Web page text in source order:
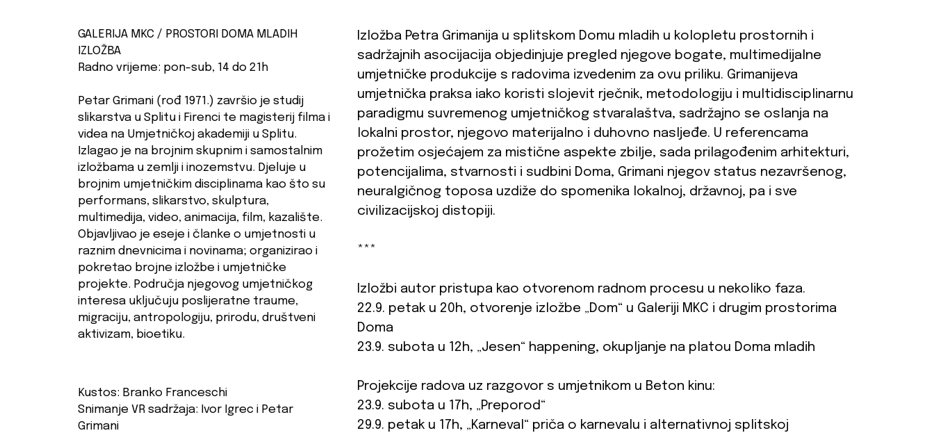
GALERIJA MKC / PROSTORI DOMA MLADIH
IZLOŽBA
Radno vrijeme: pon-sub, 14 do 21h
Petar Grimani (rođ 1971.) završio je studij
slikarstva u Splitu i Firenci te magisterij filma i
videa na Umjetničkoj akademiji u Splitu.
Izlagao je na brojnim skupnim i samostalnim
izložbama u zemlji i inozemstvu. Djeluje u
brojnim umjetničkim disciplinama kao što su
performans, slikarstvo, skulptura,
multimedija, video, animacija, film, kazalište.
Objavljivao je eseje i članke o umjetnosti u
raznim dnevnicima i novinama; organizirao i
pokretao brojne izložbe i umjetničke
projekte. Područja njegovog umjetničkog
interesa uključuju poslijeratne traume,
migraciju, antropologiju, prirodu, društveni
aktivizam, bioetiku.
Kustos: Branko Franceschi
Snimanje VR sadržaja: Ivor Igrec i Petar
Grimani
Izložba Petra Grimanija u splitskom Domu mladih u kolopletu prostornih i
sadržajnih asocijacija objedinjuje pregled njegove bogate, multimedijalne
umjetničke produkcije s radovima izvedenim za ovu priliku. Grimanijeva
umjetnička praksa iako koristi slojevit rječnik, metodologiju i multidisciplinarnu
paradigmu suvremenog umjetničkog stvaralaštva, sadržajno se oslanja na
lokalni prostor, njegovo materijalno i duhovno nasljeđe. U referencama
prožetim osjećajem za mistične aspekte zbilje, sada prilagođenim arhitekturi,
potencijalima, stvarnosti i sudbini Doma, Grimani njegov status nezavršenog,
neuralgičnog toposa uzdiže do spomenika lokalnoj, državnoj, pa i sve
civilizacijskoj distopiji.
***
Izložbi autor pristupa kao otvorenom radnom procesu u nekoliko faza.
22.9. petak u 20h, otvorenje izložbe „Dom“ u Galeriji MKC i drugim prostorima
Doma
23.9. subota u 12h, „Jesen“ happening, okupljanje na platou Doma mladih
Projekcije radova uz razgovor s umjetnikom u Beton kinu:
23.9. subota u 17h, „Preporod“
29.9. petak u 17h, „Karneval“ priča o karnevalu i alternativnoj splitskoj